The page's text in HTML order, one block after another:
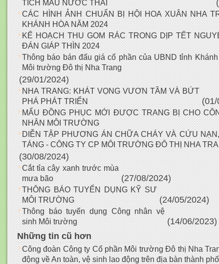
TÍCH MẨU NƯỚC THẢI
CÁC HÌNH ẢNH CHUẨN BỊ HỘI HOA XUÂN NHA
KHÁNH HÒA NĂM 2024
KẾ HOẠCH THU GOM RÁC TRONG DỊP TẾT
ĐÁN GIÁP THÌN 2024
Thông báo bán đấu giá cổ phần của UBND tỉnh
Môi trường Đô thị Nha Trang
(29/01/2024)
NHA TRANG: KHÁT VỌNG VƯƠN TẦM VÀ BỨT
PHÁ PHÁT TRIỂN
MẨU ĐỒNG PHỤC MỚI ĐƯỢC TRANG BỊ CHO
NHÂN MÔI TRƯỜNG
DIỄN TẬP PHƯƠNG ÁN CHỮA CHÁY VÀ CỨU
TÁNG - CÔNG TY CP MÔI TRƯỜNG ĐÔ THỊ NHA
(30/08/2024)
Cắt tỉa cây xanh trước mùa
mưa bão
(27/08/2024)
THÔNG BÁO TUYỂN DỤNG KỸ SƯ
MÔI TRƯỜNG
(24/05/2024)
Thông báo tuyển dụng Công nhân vệ
sinh Môi trường
(14/06/2023)
Những tin cũ hơn
Công đoàn Công ty Cổ phần Môi trường Đô thị Nha
động về An toàn, vệ sinh lao động trên địa bàn thành